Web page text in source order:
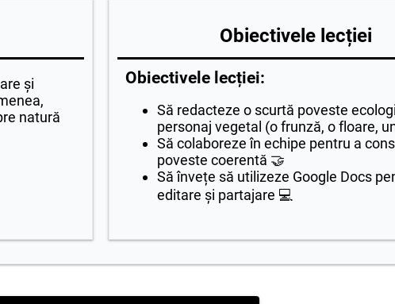
și
natură
Obiectivele lecției
Obiectivele lecției:
Să redacteze o scurtă poveste
personaj vegetal (o frunză, o floare,
Să colaboreze în echipe pentru a
poveste coerentă 🤝
Să învețe să utilizeze Google Docs
editare și partajare 💻